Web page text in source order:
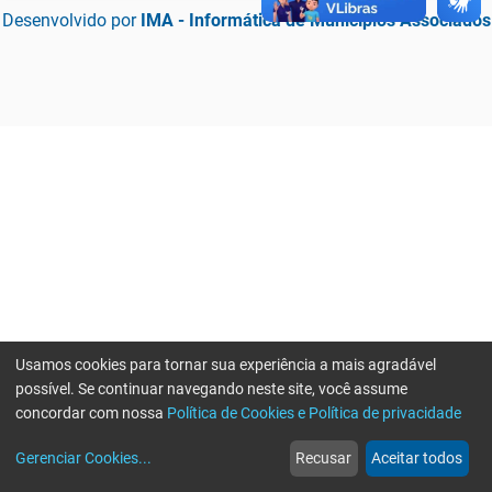
Desenvolvido por IMA - Informática de Municípios Associados
web
Notícias
more_horiz
Mais
Usamos cookies para tornar sua experiência a mais agradável
possível. Se continuar navegando neste site, você assume
concordar com nossa Política de Cookies e Política de privacidade
Gerenciar Cookies... Recusar Aceitar todos
Erro ao enviar informações, por favor tente novamente